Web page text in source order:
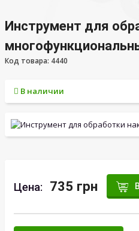
Инструмент для
Код товара: 4440
В наличии
Цена: 735 грн